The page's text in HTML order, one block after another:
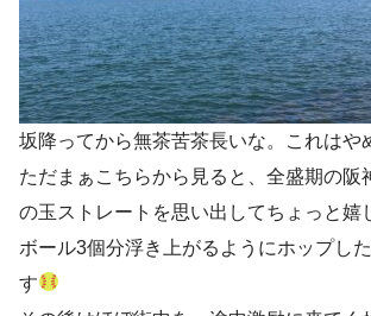
坂降ってから無茶苦茶長いな。これはや
ただまぁこちらから見ると、全盛期の阪
の玉ストレートを思い出してちょっと嬉
ボール3個分浮き上がるようにホップし
す